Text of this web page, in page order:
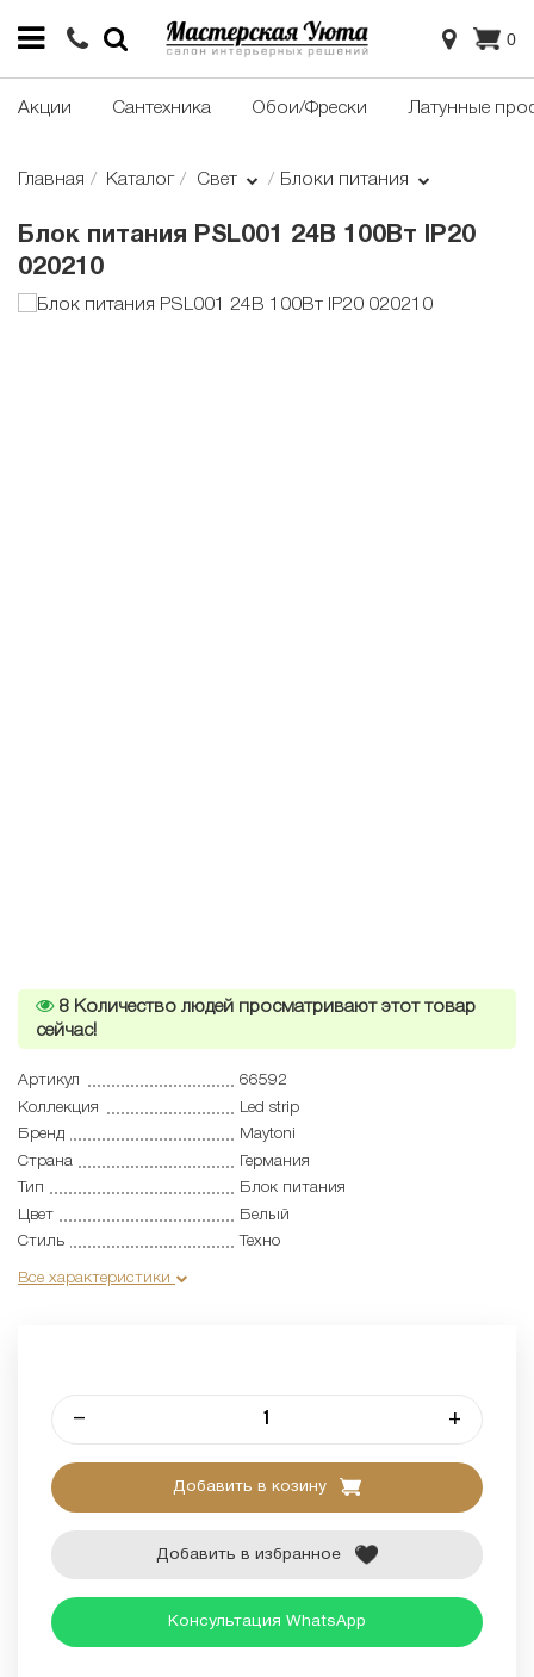
0
Акции Сантехника Обои/Фрески Латунные
Главная Каталог Свет Блоки питания
Блок питания PSL001 24В 100Вт IP20
020210
8 Количество людей просматривают этот товар
сейчас!
Артикул
66592
Коллекция
Led strip
Бренд
Maytoni
Страна
Германия
Тип
Блок питания
Цвет
Белый
Стиль
Техно
Все характеристики
– +
Добавить в козину
Добавить в избранное
Консультация WhatsApp